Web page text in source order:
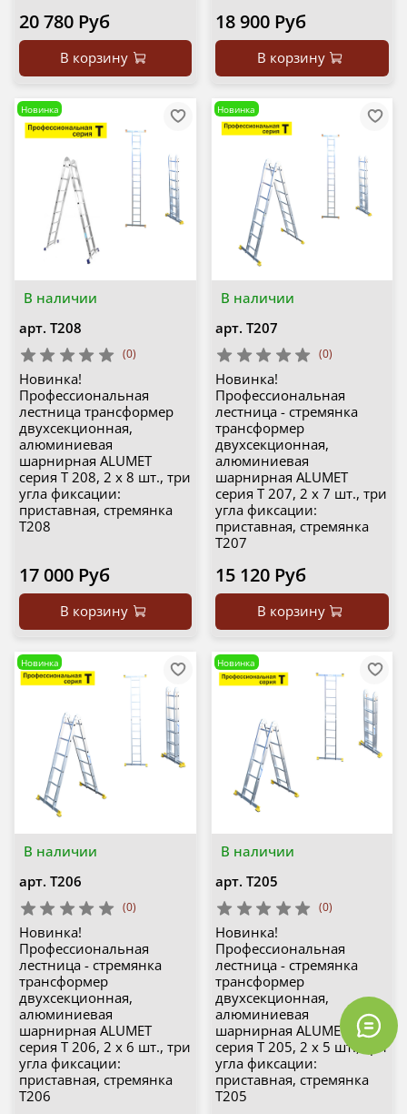
20 780 Руб
В корзину
18 900 Руб
В корзину
В наличии
Новинка
арт. Т208
(0)
Новинка!
Профессиональная
лестница трансформер
двухсекционная,
алюминиевая
шарнирная ALUMET
серия T 208, 2 х 8 шт., три
угла фиксации:
приставная, стремянка
Т208
17 000 Руб
В корзину
В наличии
Новинка
арт. Т207
(0)
Новинка!
Профессиональная
лестница - стремянка
трансформер
двухсекционная,
алюминиевая
шарнирная ALUMET
серия T 207, 2 х 7 шт., три
угла фиксации:
приставная, стремянка
Т207
15 120 Руб
В корзину
В наличии
Новинка
арт. Т206
(0)
Новинка!
Профессиональная
лестница - стремянка
трансформер
двухсекционная,
алюминиевая
шарнирная ALUMET
серия T 206, 2 х 6 шт., три
угла фиксации:
приставная, стремянка
Т206
В наличии
Новинка
арт. Т205
(0)
Новинка!
Профессиональная
лестница - стремянка
трансформер
двухсекционная,
алюминиевая
шарнирная ALUMET
серия T 205, 2 х 5 шт., три
угла фиксации:
приставная, стремянка
Т205